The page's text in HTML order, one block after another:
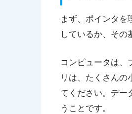
まず、ポインタを
しているか、その
コンピュータは、
リは、たくさん
てください。デー
うことです。